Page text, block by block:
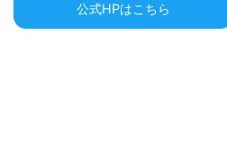
公式HPはこちら